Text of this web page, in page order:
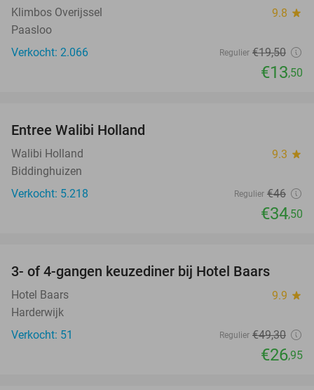
Klimbos Overijssel 9.8 star
Paasloo
Verkocht: 2.066
Regulier €19,50
€13,50
Entree Walibi Holland
Walibi Holland 9.3 star
Biddinghuizen
Verkocht: 5.218
Regulier €46
€34,50
3- of 4-gangen keuzediner bij Hotel Baars
Hotel Baars 9.9 star
Harderwijk
Verkocht: 51
Regulier €49,30
€26,95